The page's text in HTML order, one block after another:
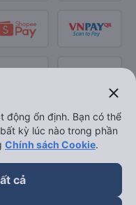
close
động ổn định. Bạn có thể
kỳ lúc nào trong phần
Chính sách Cookie.
cả